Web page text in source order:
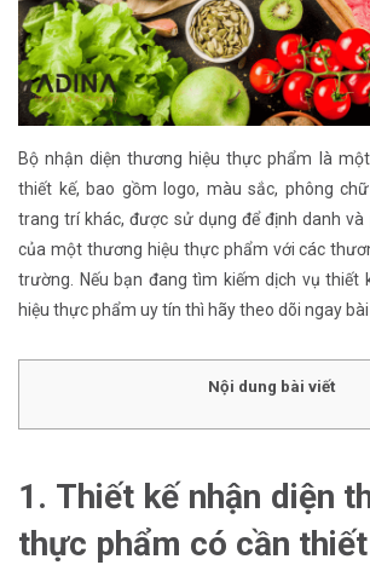
Bộ nhận diện thương hiệu thực phẩm là
thiết kế, bao gồm logo, màu sắc, phông
trang trí khác, được sử dụng để định danh
của một thương hiệu thực phẩm với các
trường. Nếu bạn đang tìm kiếm dịch vụ thiết
hiệu thực phẩm uy tín thì hãy theo dõi ngay
Nội dung bài viết
1. Thiết kế nhận diện
thực phẩm có cần